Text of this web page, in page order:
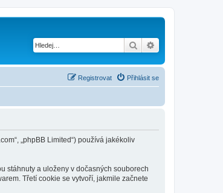
Hledat
Přihlásit se
Registrovat
„phpBB Limited“) používá jakékoliv
stáhnuty a uloženy v dočasných souborech
Třetí cookie se vytvoří, jakmile začnete